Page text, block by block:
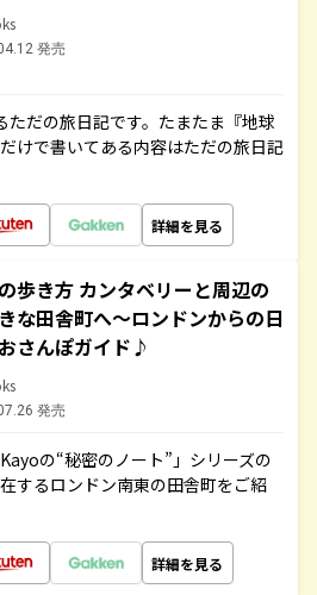
発売
ただの旅日記です。たまたま『地球
けで書いてある内容はただの旅日記
詳細を見る
歩き方 カンタベリーと周辺の
な田舎町へ～ロンドンからの日
さんぽガイド♪
発売
の“秘密のノート”」シリーズの
するロンドン南東の田舎町をご紹
詳細を見る